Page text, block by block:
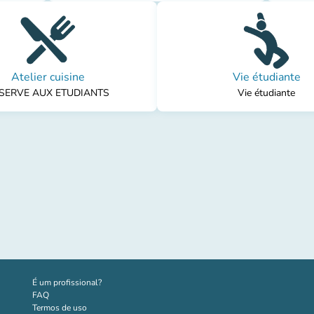
Atelier cuisine
AUX ETUDIANTS
Vie étudiante
Vie étudiante
É um profissional?(novo separador)
FAQ
Termos de uso